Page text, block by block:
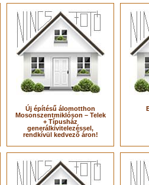
Új építésű álomotthon
Mosonszentmiklóson – Telek
+ Típusház
generálkivitelezéssel,
rendkívül kedvező áron!